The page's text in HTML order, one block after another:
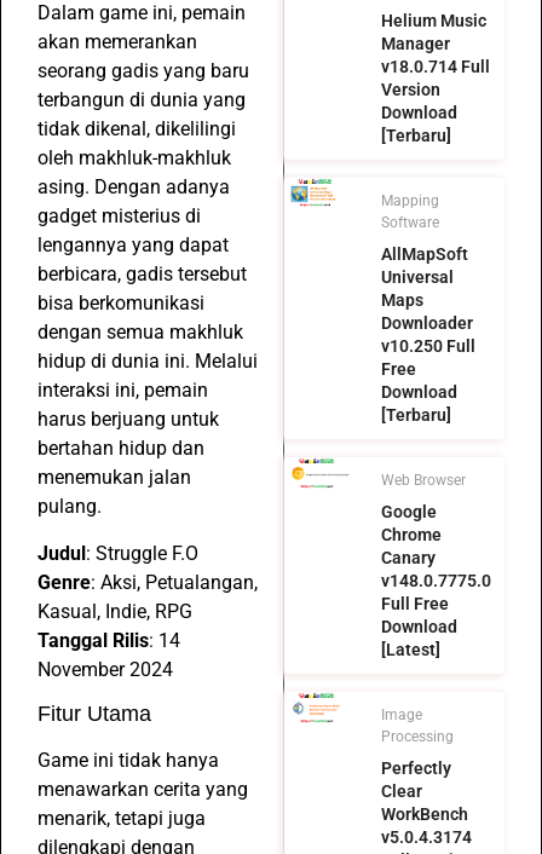
Dalam game ini, pemain
akan memerankan
seorang gadis yang baru
terbangun di dunia yang
tidak dikenal, dikelilingi
oleh makhluk-makhluk
asing. Dengan adanya
gadget misterius di
lengannya yang dapat
berbicara, gadis tersebut
bisa berkomunikasi
dengan semua makhluk
hidup di dunia ini. Melalui
interaksi ini, pemain
harus berjuang untuk
bertahan hidup dan
menemukan jalan
pulang.
Judul: Struggle F.O
Genre: Aksi, Petualangan,
Kasual, Indie, RPG
Tanggal Rilis: 14
November 2024
Fitur Utama
Game ini tidak hanya
menawarkan cerita yang
menarik, tetapi juga
dilengkapi dengan
Helium Music
Manager
v18.0.714 Full
Version
Download
[Terbaru]
Mapping
Software
AllMapSoft
Universal
Maps
Downloader
v10.250 Full
Free
Download
[Terbaru]
Web Browser
Google
Chrome
Canary
v148.0.7775.0
Full Free
Download
[Latest]
Image
Processing
Perfectly
Clear
WorkBench
v5.0.4.3174